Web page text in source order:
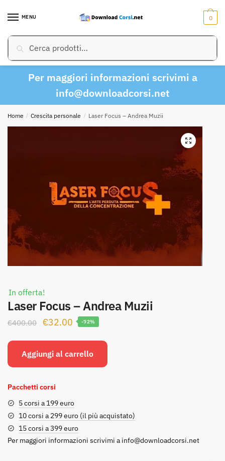
MENU
Cerca:Cerca
0
Per maggiori informazioni scrivimi a
info@downloadcorsi.net
Home / Crescita personale / Laser Focus – Andrea Muzii
In offerta!
Laser Focus – Andrea Muzii
€400.00
Il
originale
era:
€32.00 Il
attuale
-92%
Aggiungi al carrello
Pacchetti corsi
5 corsi a 199 euro
10 corsi a 299 euro (il più acquistato)
15 corsi a 399 euro
Per maggiori informazioni scrivimi a info@downloadcorsi.net